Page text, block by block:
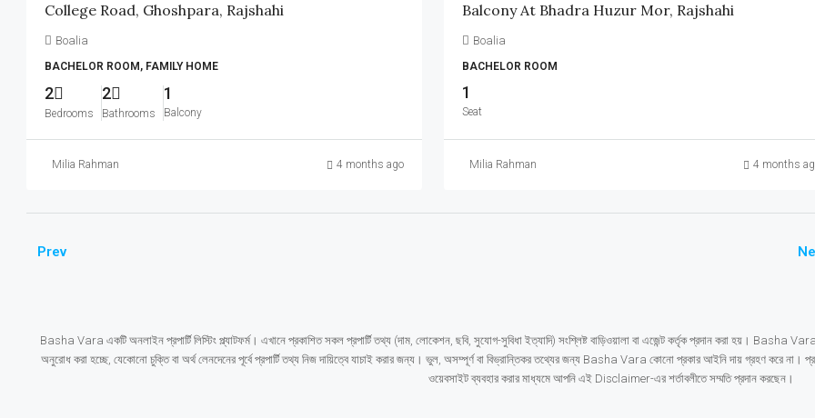
College Road, Ghoshpara, Rajshahi
Boalia
BACHELOR ROOM, FAMILY HOME
2
Bedrooms
2
Bathrooms
1
Balcony
Milia Rahman 4 months ago
Balcony At Bhadra Huzur Mor, Rajshahi
Boalia
BACHELOR ROOM
1
Seat
Milia Rahman 4 months
Prev
Basha Vara একটি অনলাইন প্রপার্টি লিস্টিং প্ল্যাটফর্ম। এখানে প্রকাশিত সকল প্রপার্টি তথ্য (দাম, লোকেশন, ছবি, সুযোগ-সুবিধা ইত্যাদি) সংশ্লিষ্ট বাড়িওয়ালা বা এজেন্ট কর্তৃক প্রদান করা হয়। Basha Vara
অনুরোধ করা হচ্ছে, যেকোনো চুক্তি বা অর্থ লেনদেনের পূর্বে প্রপার্টি তথ্য নিজ দায়িত্বে যাচাই করার জন্য। ভুল, অসম্পূর্ণ বা বিভ্রান্তিকর তথ্যের জন্য Basha Vara কোনো প্রকার আইনি দায় গ্রহণ করে না।
ওয়েবসাইট ব্যবহার করার মাধ্যমে আপনি এই Disclaimer-এর শর্তাবলীতে সম্মতি প্রদান করছেন।